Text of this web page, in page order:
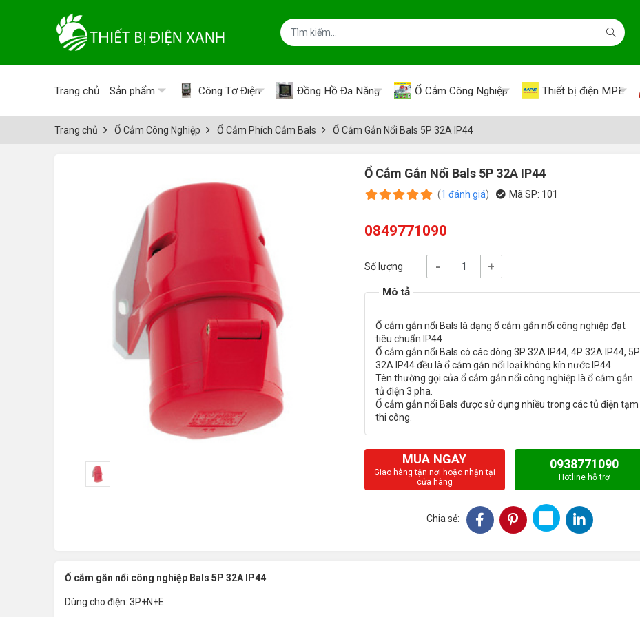
Trang chủ Sản phẩm Công Tơ Điện Đồng Hồ Đa Năng Ổ Cắm Công Nghiệp Thiết bị điện MPE
Trang chủ Ổ Cắm Công Nghiệp Ổ Cắm Phích Cắm Bals Ổ Cắm Gắn Nổi Bals 5P 32A IP44
Ổ Cắm Gắn Nổi Bals 5P 32A IP44
(1 đánh giá) Mã SP: 101
0849771090
Số lượng - +
Ổ cắm gắn nổi Bals là dạng ổ cắm gắn nổi công nghiệp đạt
tiêu chuẩn IP44
Ổ cắm gắn nổi Bals có các dòng 3P 32A IP44, 4P 32A IP44, 5P
32A IP44 đều là ổ cắm gắn nổi loại không kín nước IP44.
Tên thường gọi của ổ cắm gắn nổi công nghiệp là ổ cắm gắn
tủ điện 3 pha.
Ổ cắm gắn nổi Bals được sử dụng nhiều trong các tủ điện tạm
MUA NGAY
Giao hàng tận nơi hoặc nhận tại
cửa hàng
0938771090
Hotline hỗ trợ
Chia sẻ:
Ổ cắm gắn nổi công nghiệp Bals 5P 32A IP44
Dùng cho điện: 3P+N+E